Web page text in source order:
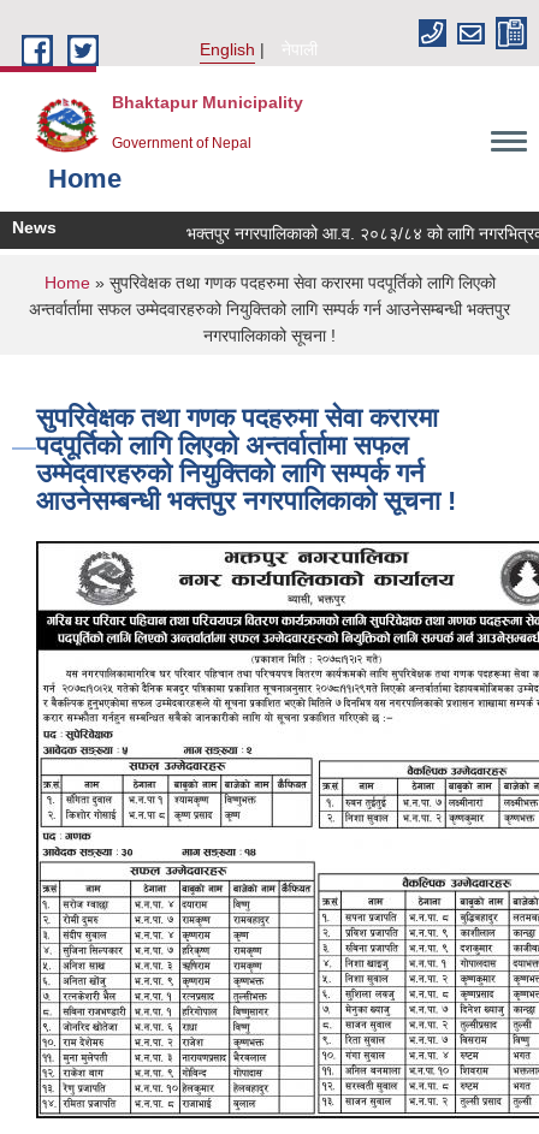
English
नेपाली
Bhaktapur Municipality
Government of Nepal
Home
News भक्तपुर नगरपालिकाको आ.व. २०८३/८४ को लागि नगरभित्रका
You are here
Home» सुपरिवेक्षक तथा गणक पदहरुमा सेवा करारमा पदपूर्तिको लागि लिएको
अन्तर्वार्तामा सफल उम्मेदवारहरुको नियुक्तिको लागि सम्पर्क गर्न आउनेसम्बन्धी भक्तपुर
नगरपालिकाको सूचना !
सुपरिवेक्षक तथा गणक पदहरुमा सेवा करारमा
पदपूर्तिको लागि लिएको अन्तर्वार्तामा सफल
उम्मेदवारहरुको नियुक्तिको लागि सम्पर्क गर्न
आउनेसम्बन्धी भक्तपुर नगरपालिकाको सूचना !